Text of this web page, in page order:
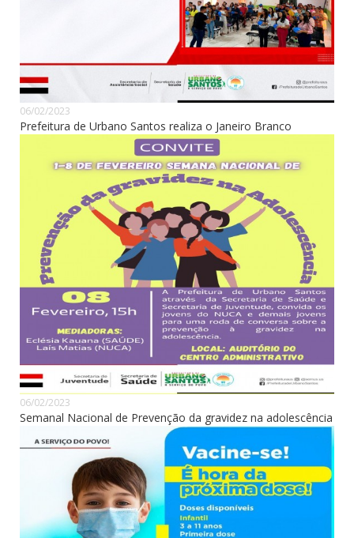
06/02/2023
Prefeitura de Urbano Santos realiza o Janeiro Branco
06/02/2023
Semanal Nacional de Prevenção da gravidez na adolescência